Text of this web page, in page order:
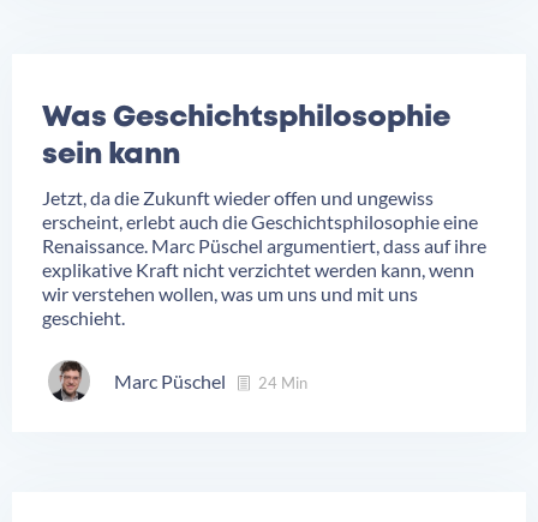
Was Geschichtsphilosophie
sein kann
Jetzt, da die Zukunft wieder offen und ungewiss
erscheint, erlebt auch die Geschichtsphilosophie eine
Renaissance. Marc Püschel argumentiert, dass auf ihre
explikative Kraft nicht verzichtet werden kann, wenn
wir verstehen wollen, was um uns und mit uns
geschieht.
Marc Püschel 24 Min